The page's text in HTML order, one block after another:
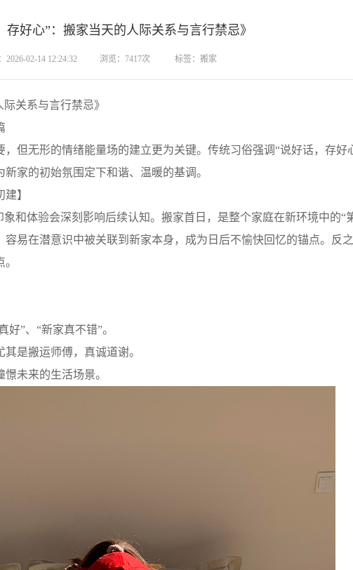
存好心”：搬家当天的人际关系与言行禁忌》
2026-02-14 12:24:32 浏览：7417次 标签：搬家
关系与言行禁忌》
无形的情绪能量场的建立更为关键。传统习俗强调“说好话，存好
家的初始氛围定下和谐、温暖的基调。
】
体验会深刻影响后续认知。搬家首日，是整个家庭在新环境中的“
易在潜意识中被关联到新家本身，成为日后不愉快回忆的锚点。反
”、“新家真不错”。
是搬运师傅，真诚道谢。
未来的生活场景。